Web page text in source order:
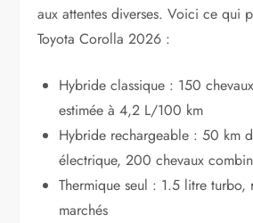
aux attentes diverses. Voici ce qui
Toyota Corolla 2026 :
Hybride classique : 150
estimée à 4,2 L/100 km
Hybride rechargeable : 50 km
électrique, 200 chevaux
Thermique seul : 1.5 litre turbo,
marchés